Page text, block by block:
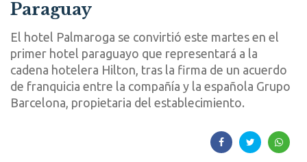
Paraguay
El hotel Palmaroga se convirtió este martes en el
primer hotel paraguayo que representará a la
cadena hotelera Hilton, tras la firma de un acuerdo
de franquicia entre la compañía y la española Grupo
Barcelona, propietaria del establecimiento.